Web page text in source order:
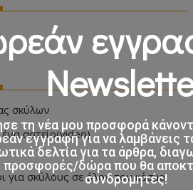
σκύλων
αστείο(video)
για σκύλους σε όλον τον κόσμο
τη νέα μου προσφορά
εγγραφή για να λαμβάνεις
δελτία για τα άρθρα,
προσφορές/δώρα που θα
συνδρομητές!